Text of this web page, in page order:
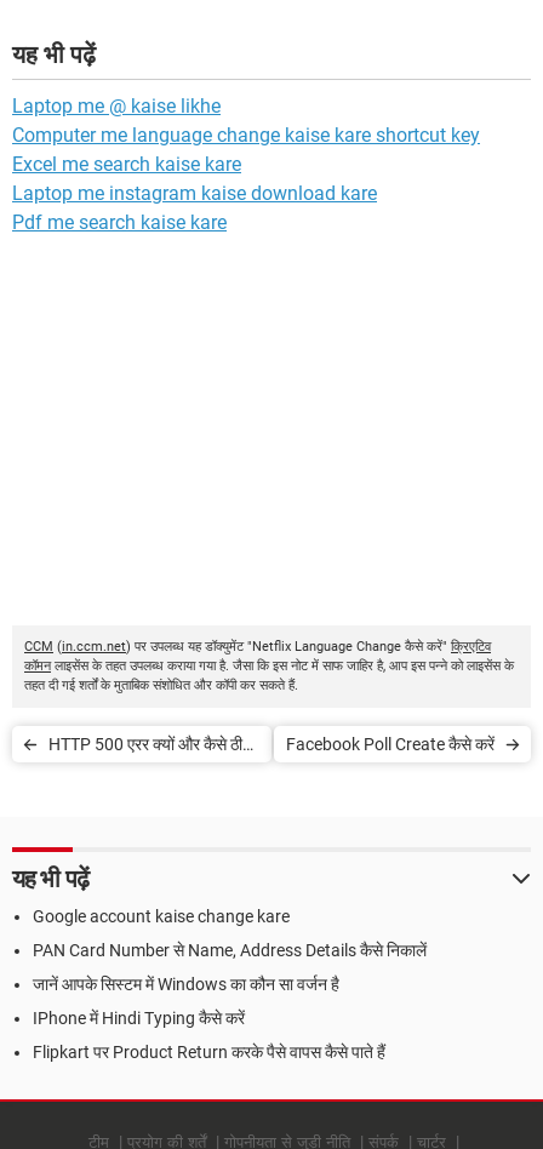
यह भी पढ़ें
Laptop me @ kaise likhe
Computer me language change kaise kare shortcut key
Excel me search kaise kare
Laptop me instagram kaise download kare
Pdf me search kaise kare
CCM (in.ccm.net) पर उपलब्ध यह डॉक्युमेंट "Netflix Language Change कैसे करें" क्रिएटिव
कॉमनलाइसेंस के तहत उपलब्ध कराया गया है. जैसा कि इस नोट में साफ जाहिर है, आप इस पन्ने को लाइसेंस के
तहत दी गई शर्तों के मुताबिक संशोधित और कॉपी कर सकते हैं.
HTTP 500 एरर क्यों और कैसे ठीक
Facebook Poll Create कैसे करें
यह भी पढ़ें
Google account kaise change kare
PAN Card Number से Name, Address Details कैसे निकालें
जानें आपके सिस्टम में Windows का कौन सा वर्जन है
IPhone में Hindi Typing कैसे करें
Flipkart पर Product Return करके पैसे वापस कैसे पाते हैं
टीम प्रयोग की शर्तें गोपनीयता से जुड़ी नीति संपर्क चार्टर